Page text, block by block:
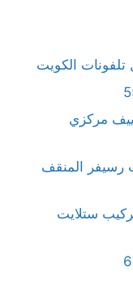
تلفونات الكويت
مركزي
رسيفر المنقف
ستلايت